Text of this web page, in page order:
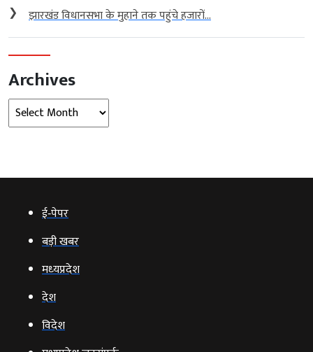
❯ झारखंड विधानसभा के मुहाने तक पहुंचे हजारों...
Archives
Archives
ई‑पेपर
बड़ी खबर
मध्‍यप्रदेश
देश
विदेश